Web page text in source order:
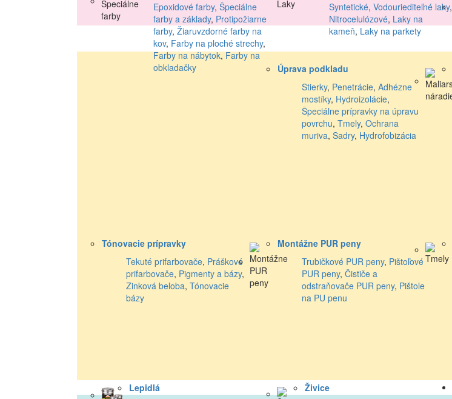
Epoxidové farby, Špeciálne
farby a základy, Protipožiarne
farby, Žiaruvzdorné farby na
kov, Farby na ploché strechy,
Farby na nábytok,Farby na
obkladačky
Syntetické, Vodouriediteľné laky,
Nitrocelulózové, Laky na
kameň, Laky na parkety
Úprava podkladu
Stierky, Penetrácie, Adhézne
mostíky, Hydroizolácie,
Špeciálne prípravky na úpravu
povrchu, Tmely, Ochrana
muriva, Sadry, Hydrofobizácia
Tónovacie prípravky
Tekuté prifarbovače, Práškové
prifarbovače, Pigmenty a bázy,
Zinková beloba, Tónovacie
bázy
Montážne PUR peny
Trubičkové PUR peny, Pištoľové
PUR peny, Čističe a
odstraňovače PUR peny, Pištole
na PU penu
Lepidlá
Živice